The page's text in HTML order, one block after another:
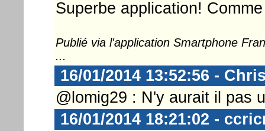
Superbe application!
Publié via l'application Smartphone
...
16/01/2014 13:52:56 -
@lomig29 : N'y aurait il pas
16/01/2014 18:21:02 -